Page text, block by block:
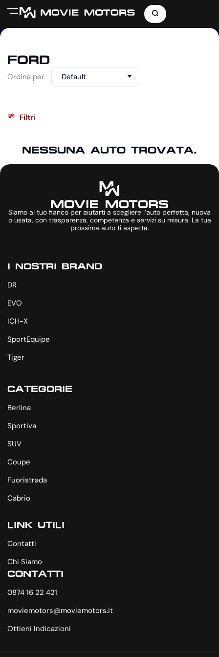
FORD
Ordina per Default
Filtri
NESSUNA AUTO TROVATA.
Siamo al tuo fianco per aiutarti a scegliere l’auto perfetta, nuova
o usata, con trasparenza, competenza e servizi su misura. La tua
prossima auto ti aspetta.
I NOSTRI BRAND
DR
EVO
ICH-X
SportEquipe
Tiger
CATEGORIE
Berlina
Sportiva
SUV
Coupe
Fuoristrada
Cabrio
LINK UTILI
Contatti
Chi Siamo
CONTATTI
0874 16 22 421
moviemotors@moviemotors.it
Ottieni Indicazioni